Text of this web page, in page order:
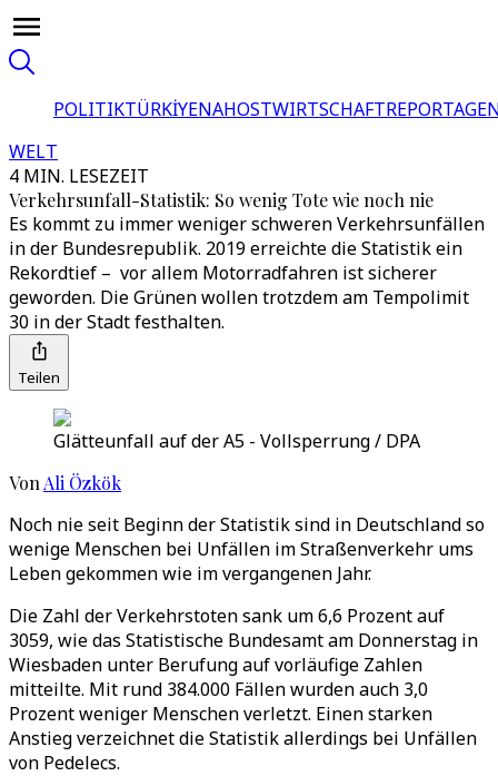
POLITIKTÜRKİYENAHOSTWIRTSCHAFT
WELT
4 MIN. LESEZEIT
Verkehrsunfall-Statistik: So wenig Tote wie noch nie
Es kommt zu immer weniger schweren Verkehrsunfällen
in der Bundesrepublik. 2019 erreichte die Statistik ein
Rekordtief – vor allem Motorradfahren ist sicherer
geworden. Die Grünen wollen trotzdem am Tempolimit
30 in der Stadt festhalten.
Teilen
Glätteunfall auf der A5 - Vollsperrung / DPA
Von Ali Özkök
Noch nie seit Beginn der Statistik sind in Deutschland so
wenige Menschen bei Unfällen im Straßenverkehr ums
Leben gekommen wie im vergangenen Jahr.
Die Zahl der Verkehrstoten sank um 6,6 Prozent auf
3059, wie das Statistische Bundesamt am Donnerstag in
Wiesbaden unter Berufung auf vorläufige Zahlen
mitteilte. Mit rund 384.000 Fällen wurden auch 3,0
Prozent weniger Menschen verletzt. Einen starken
Anstieg verzeichnet die Statistik allerdings bei Unfällen
von Pedelecs.